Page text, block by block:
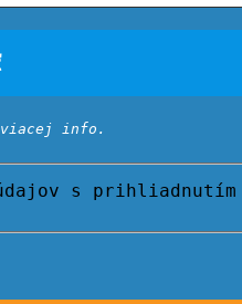
info.
s prihliadnutím